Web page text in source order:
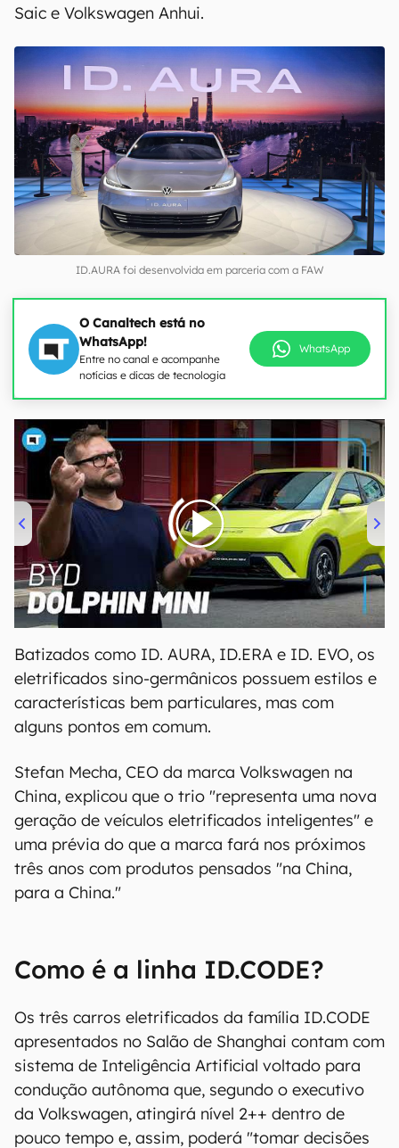
Saic e Volkswagen Anhui.
ID.AURA foi desenvolvida em parceria com a FAW
O Canaltech está no
WhatsApp!
Entre no canal e acompanhe
notícias e dicas de tecnologia
WhatsApp
00:00/04:07
Batizados como ID. AURA, ID.ERA e ID. EVO, os
eletrificados sino-germânicos possuem estilos e
características bem particulares, mas com
alguns pontos em comum.
Stefan Mecha, CEO da marca Volkswagen na
China, explicou que o trio "representa uma nova
geração de veículos eletrificados inteligentes" e
uma prévia do que a marca fará nos próximos
três anos com produtos pensados "na China,
para a China."
Como é a linha ID.CODE?
Os três carros eletrificados da família ID.CODE
apresentados no Salão de Shanghai contam com
sistema de Inteligência Artificial voltado para
condução autônoma que, segundo o executivo
da Volkswagen, atingirá nível 2++ dentro de
pouco tempo e, assim, poderá "tomar decisões